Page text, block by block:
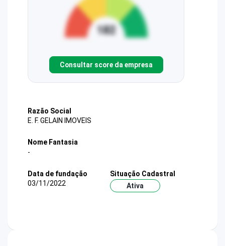
Consultar score da empresa
Razão Social
E. F. GELAIN IMOVEIS
Nome Fantasia
-
Data de fundação
03/11/2022
Situação Cadastral
Ativa